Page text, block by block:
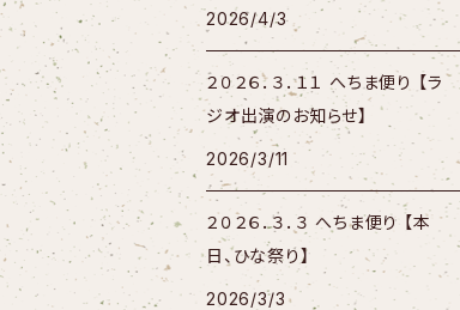
2026/4/3
２０２６．３．１１ へちま便り 【ラ
ジオ出演のお知らせ】
2026/3/11
２０２６．３．３ へちま便り 【本
日、ひな祭り】
2026/3/3